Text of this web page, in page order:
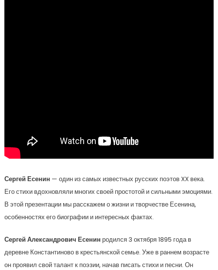
Сергей Есенин — один из самых известных русских поэтов XX века.
Его стихи вдохновляли многих своей простотой и сильными эмоциями.
В этой презентации мы расскажем о жизни и творчестве Есенина,
особенностях его биографии и интересных фактах.
Сергей Александрович Есенин родился 3 октября 1895 года в
деревне Константиново в крестьянской семье. Уже в раннем возрасте
он проявил свой талант к поэзии, начав писать стихи и песни. Он